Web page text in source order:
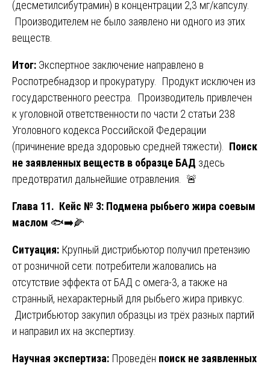
(десметилсибутрамин) в концентрации 2,3 мг/капсулу.
Производителем не было заявлено ни одного из этих
веществ.
Итог: Экспертное заключение направлено в
Роспотребнадзор и прокуратуру. Продукт исключен из
государственного реестра. Производитель привлечен
к уголовной ответственности по части 2 статьи 238
Уголовного кодекса Российской Федерации
(причинение вреда здоровью средней тяжести). Поиск
не заявленных веществ в образце БАД здесь
предотвратил дальнейшие отравления. 🚨
Глава 11. Кейс № 3: Подмена рыбьего жира соевым
маслом 🐟➡️🌽
Ситуация: Крупный дистрибьютор получил претензию
от розничной сети: потребители жаловались на
отсутствие эффекта от БАД с омега-3, а также на
странный, нехарактерный для рыбьего жира привкус.
Дистрибьютор закупил образцы из трёх разных партий
и направил их на экспертизу.
Научная экспертиза: Проведён поиск не заявленных